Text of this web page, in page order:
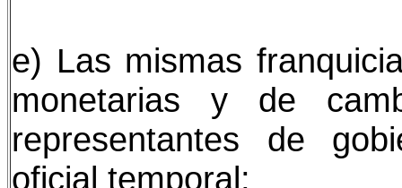
e) Las mismas
monetarias y de
representantes de
oficial temporal;